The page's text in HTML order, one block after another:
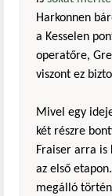
Harkonnen
a Kesselen
operatőre,
viszont ez
Mivel egy
két részre
Fraiser arra is
az első
megálló